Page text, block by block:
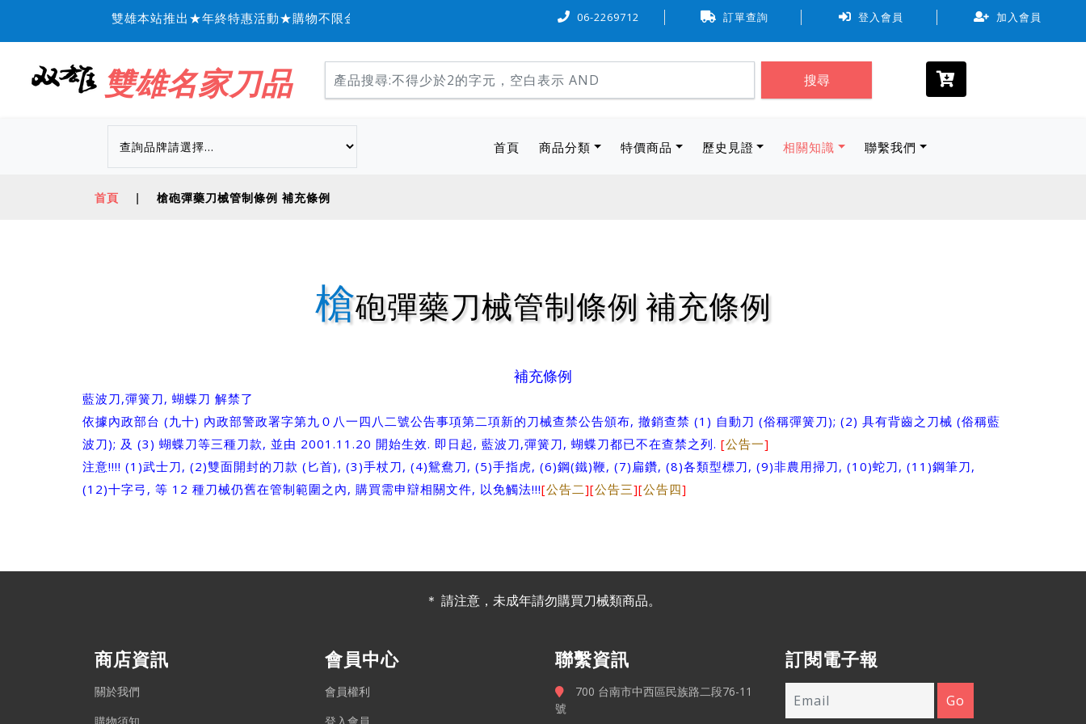
雙雄本站推出★年終特惠活動★購物不限金額信用卡可『6 期 0 率利』購物，歡迎多加利用。 本站物流方式，可使用7-11、全家、萊爾富。取貨物流規範尺寸最長
06-2269712 訂單查詢 登入會員 加入會員
雙雄名家刀品 搜尋
首頁(current)
商品分類 特價商品 歷史見證 相關知識 聯繫我們
首頁 | 槍砲彈藥刀械管制條例 補充條例
槍砲彈藥刀械管制條例 補充條例
補充條例
藍波刀,彈簧刀, 蝴蝶刀 解禁了
依據內政部台 (九十) 內政部警政署字第九０八一四八二號公告事項第二項新的刀械查禁公告頒布, 撤銷查禁 (1) 自動刀 (俗稱彈簧刀); (2) 具有背齒之刀械 (俗稱藍
波刀); 及 (3) 蝴蝶刀等三種刀款, 並由 2001.11.20 開始生效. 即日起, 藍波刀,彈簧刀, 蝴蝶刀都已不在查禁之列. [公告一]
注意!!!! (1)武士刀, (2)雙面開封的刀款 (匕首), (3)手杖刀, (4)鴛鴦刀, (5)手指虎, (6)鋼(鐵)鞭, (7)扁鑽, (8)各類型標刀, (9)非農用掃刀, (10)蛇刀, (11)鋼筆刀,
(12)十字弓, 等 12 種刀械仍舊在管制範圍之內, 購買需申辯相關文件, 以免觸法!!![公告二][公告三][公告四]
＊ 請注意，未成年請勿購買刀械類商品。
商店資訊
關於我們
會員中心
會員權利
聯繫資訊
700 台南市中西區民族路二段76-11
號
訂閱電子報